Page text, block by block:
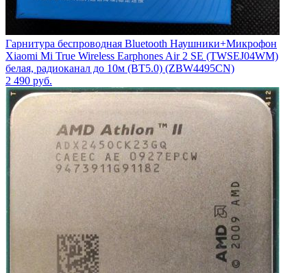
Гарнитура беспроводная Bluetooth Наушники+Микрофон
Xiaomi Mi True Wireless Earphones Air 2 SE (TWSEJ04WM)
белая, радиоканал до 10м (BT5.0) (ZBW4495CN)
2 490 руб.